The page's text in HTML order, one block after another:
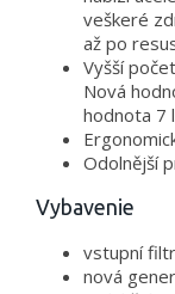
veškeré
až po
Vyšší
Nová
hodnota 7
Odolnější
Vybavenie
vstupní
nová